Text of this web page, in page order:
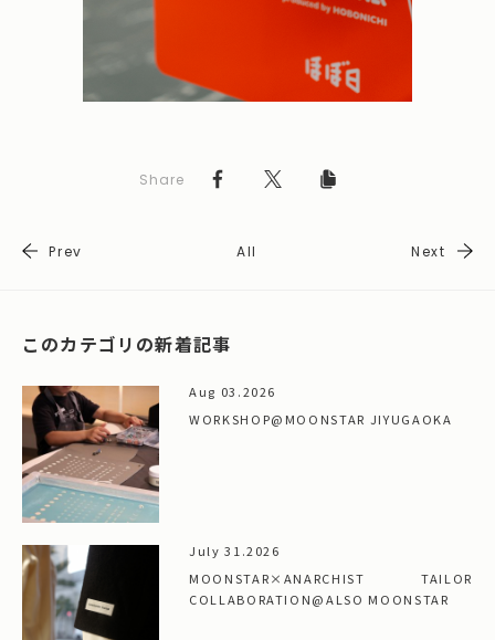
Share
Prev All Next
このカテゴリの新着記事
Aug 03.2026
WORKSHOP@MOONSTAR JIYUGAOKA
July 31.2026
MOONSTAR×ANARCHIST TAILOR
COLLABORATION@ALSO MOONSTAR